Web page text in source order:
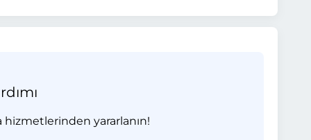
yararlanın!